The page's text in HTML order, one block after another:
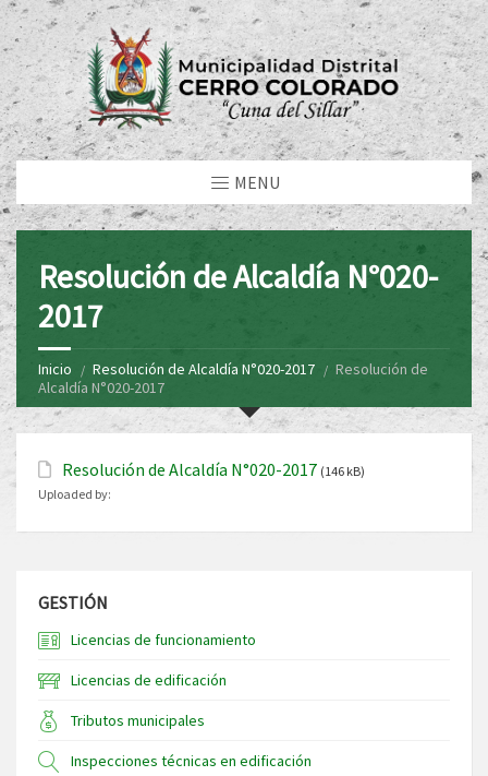
MENU
Resolución de Alcaldía N°020-
2017
Inicio Resolución de Alcaldía N°020-2017
Resolución de
Alcaldía N°020-2017
Resolución de Alcaldía N°020-2017 (146 kB)
Uploaded by:
GESTIÓN
Licencias de funcionamiento
Licencias de edificación
Tributos municipales
Inspecciones técnicas en edificación